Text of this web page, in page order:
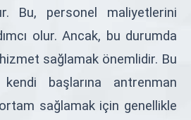
Bu, personel maliyetlerini
olur. Ancak, bu durumda
sağlamak önemlidir. Bu
başlarına antrenman
sağlamak için genellikle